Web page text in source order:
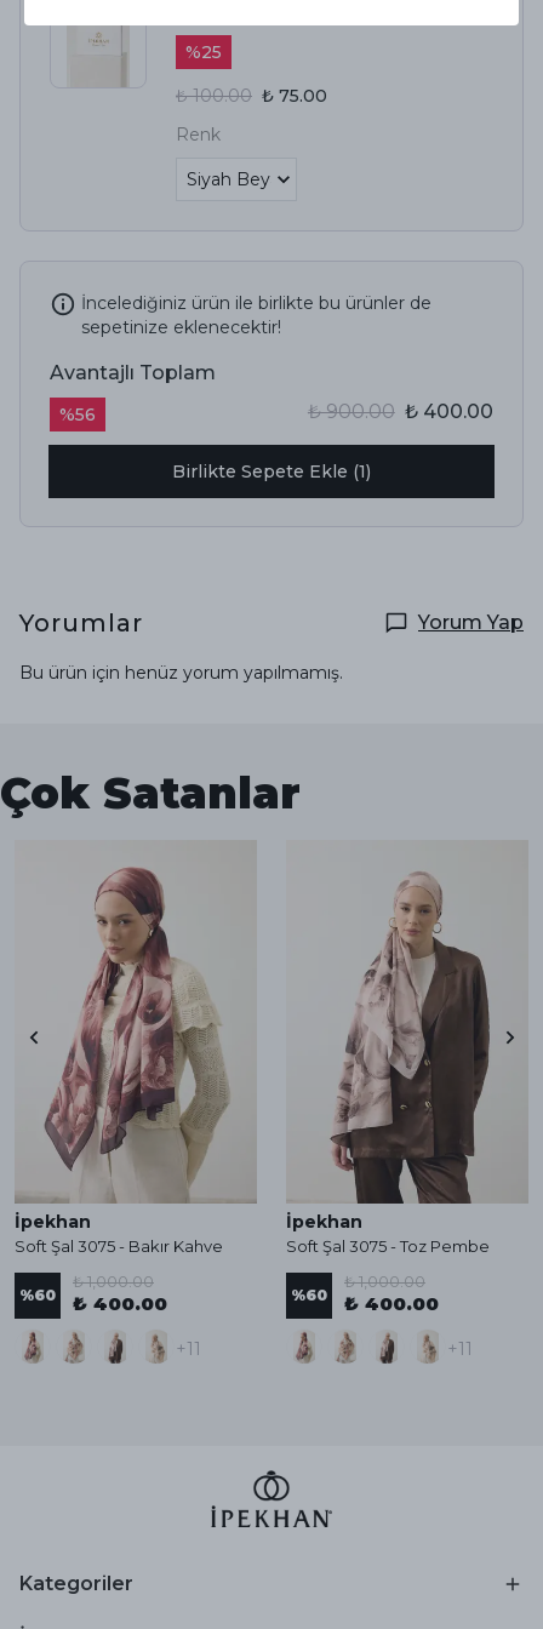
%25
₺ 100.00 ₺ 75.00
Renk
İncelediğiniz ürün ile birlikte bu ürünler de
sepetinize eklenecektir!
Avantajlı Toplam
%56 ₺ 900.00 ₺ 400.00
Birlikte Sepete Ekle (1)
Yorumlar Yorum Yap
Bu ürün için henüz yorum yapılmamış.
Çok Satanlar
İpekhan
Soft Şal 3075 - Bakır Kahve
%60
₺ 1,000.00
₺ 400.00
+11
İpekhan
Soft Şal 3075 - Toz Pembe
%60
₺ 1,000.00
₺ 400.00
+11
Kategoriler